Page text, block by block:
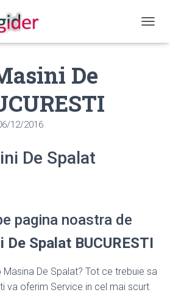
De
12/2016
De Spalat
pagina noastra de
Spalat BUCURESTI
De Spalat? Tot ce trebuie sa
va oferim Service in cel mai scurt